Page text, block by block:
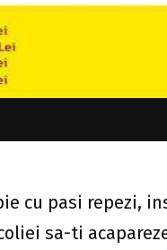
cu pasi repezi,
sa-ti